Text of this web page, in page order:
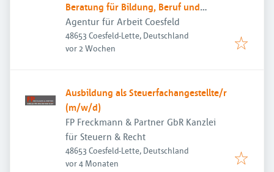
Beratung für Bildung, Beruf und
Beschäftigung
Agentur für Arbeit Coesfeld
48653 Coesfeld-Lette, Deutschland
Veröffentlicht
vor 2 Wochen
Ausbildung als Steuerfachangestellte/r
(m/w/d)
FP Freckmann & Partner GbR Kanzlei
für Steuern & Recht
48653 Coesfeld-Lette, Deutschland
Veröffentlicht:
vor 4 Monaten